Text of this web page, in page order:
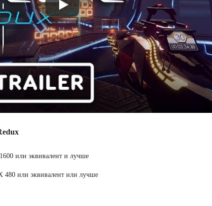
или эквивалент и лучше
или эквивалент или лучше